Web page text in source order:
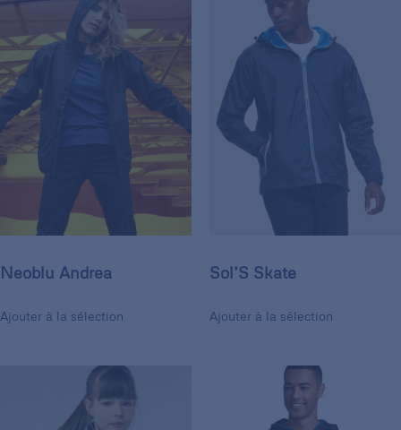
Neoblu Andrea
Ajouter à la sélection
Sol’S Skate
Ajouter à la sélection